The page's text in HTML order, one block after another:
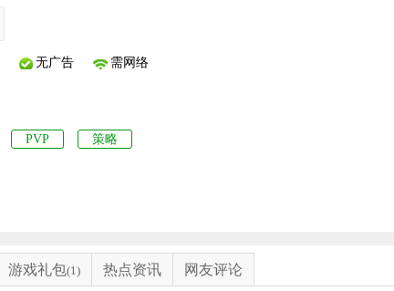
无广告 需网络
PVP 策略
游戏礼包(1) 热点资讯 网友评论